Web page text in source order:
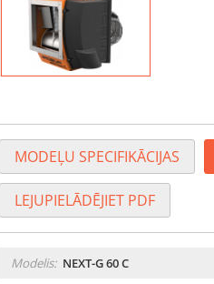
MODEĻU SPECIFIKĀCIJAS
LEJUPIELĀDĒJIET PDF
Modelis: NEXT-G 60 C